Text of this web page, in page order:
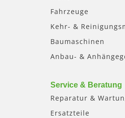
Fahrzeuge
Kehr- &
Baumaschinen
Anbau- &
Service & Beratung
Reparatur &
Ersatzteile